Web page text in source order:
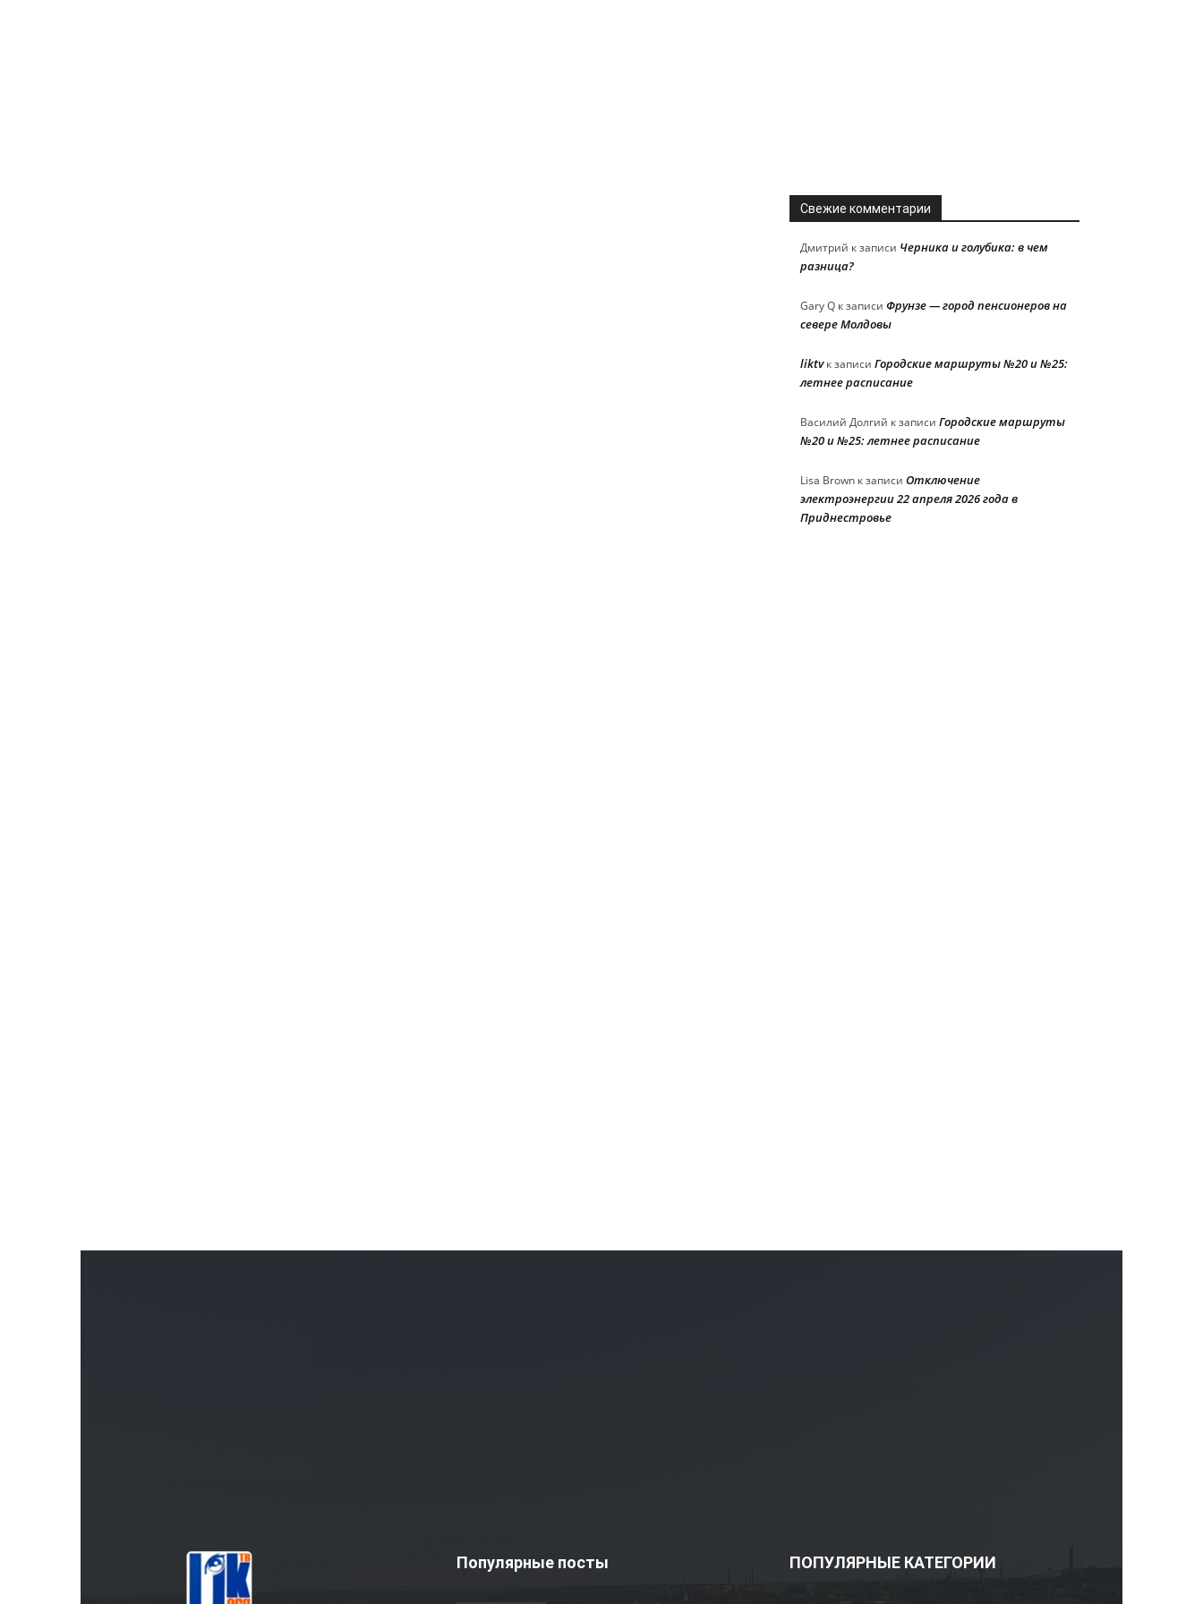
Свежие комментарии
Дмитрий к записи Черника и голубика: в чем
разница?
Gary Q к записи Фрунзе — город пенсионеров на
севере Молдовы
liktvк записи Городские маршруты №20 и №25:
летнее расписание
Василий Долгий к записи Городские маршруты
№20 и №25: летнее расписание
Lisa Brown к записи Отключение
электроэнергии 22 апреля 2026 года в
Приднестровье
Популярные посты ПОПУЛЯРНЫЕ КАТЕГОРИИ